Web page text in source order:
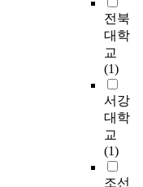
전북
대학
교
(1)
서강
대학
교
(1)
조선